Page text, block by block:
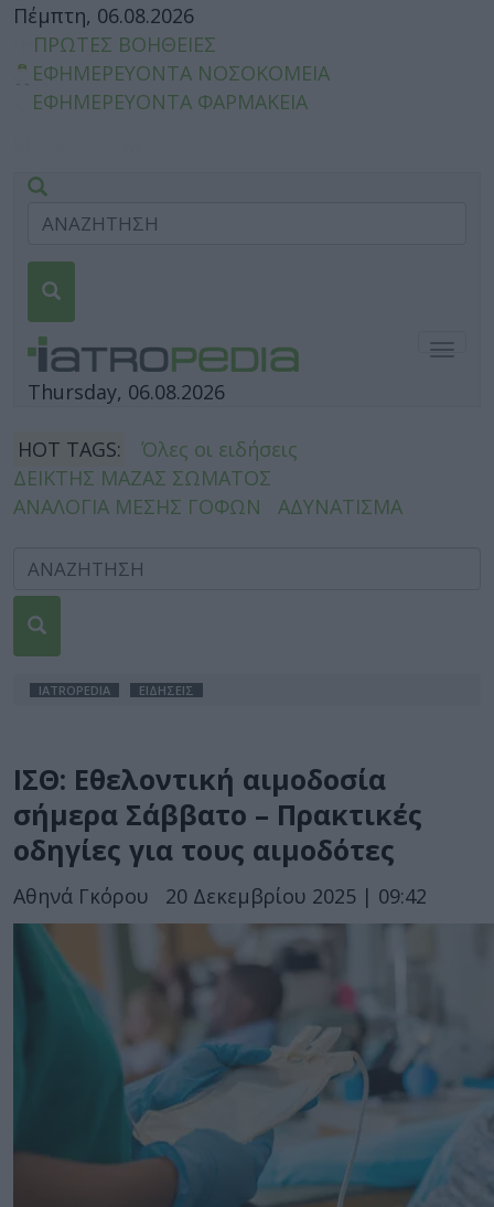
Πέμπτη, 06.08.2026
ΠΡΩΤΕΣ ΒΟΗΘΕΙΕΣ
ΕΦΗΜΕΡΕΥΟΝΤΑ ΝΟΣΟΚΟΜΕΙΑ
ΕΦΗΜΕΡΕΥΟΝΤΑ ΦΑΡΜΑΚΕΙΑ
Thursday, 06.08.2026
HOT TAGS:
Όλες οι ειδήσεις
ΔΕΙΚΤΗΣ ΜΑΖΑΣ ΣΩΜΑΤΟΣ
ΑΝΑΛΟΓΙΑ ΜΕΣΗΣ ΓΟΦΩΝ
ΑΔΥΝΑΤΙΣΜΑ
IATROPEDIA ΕΙΔΗΣΕΙΣ
ΙΣΘ: Εθελοντική αιμοδοσία
σήμερα Σάββατο – Πρακτικές
οδηγίες για τους αιμοδότες
Αθηνά Γκόρου 20 Δεκεμβρίου 2025 | 09:42